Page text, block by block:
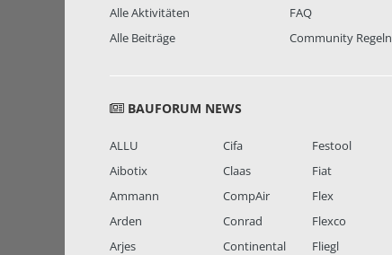
Alle Aktivitäten
Alle Beiträge
FAQ
Community Regeln
BAUFORUM NEWS
ALLU
Aibotix
Ammann
Arden
Arjes
Cifa
Claas
CompAir
Conrad
Continental
Festool
Fiat
Flex
Flexco
Fliegl